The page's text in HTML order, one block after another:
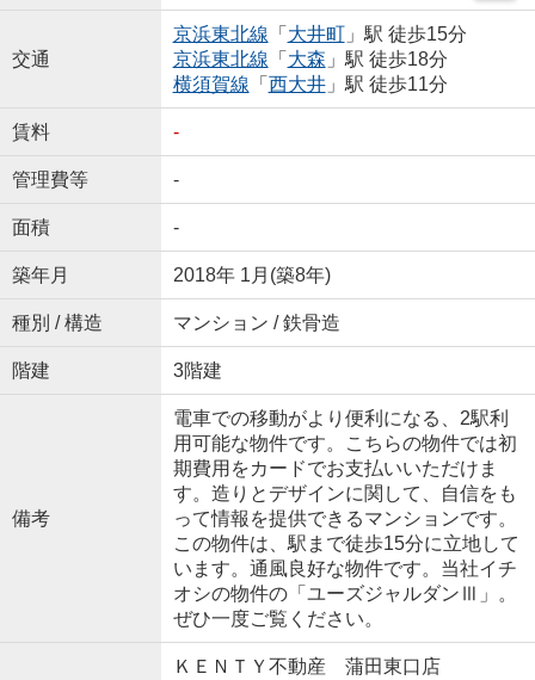
交通
京浜東北線 「 大井町」駅 徒歩15分
京浜東北線 「 大森 」駅 徒歩18分
横須賀線 「 西大井」駅 徒歩11分
賃料 -
管理費等 -
面積 -
築年月 2018年 1月(築8年)
種別 / 構造 マンション / 鉄骨造
階建 3階建
備考
電車での移動がより便利になる、2駅利
用可能な物件です。こちらの物件では初
期費用をカードでお支払いいただけま
す。造りとデザインに関して、自信をも
って情報を提供できるマンションです。
この物件は、駅まで徒歩15分に立地して
います。通風良好な物件です。当社イチ
オシの物件の「ユーズジャルダンⅢ」。
ぜひ一度ご覧ください。
ＫＥＮＴＹ不動産 蒲田東口店